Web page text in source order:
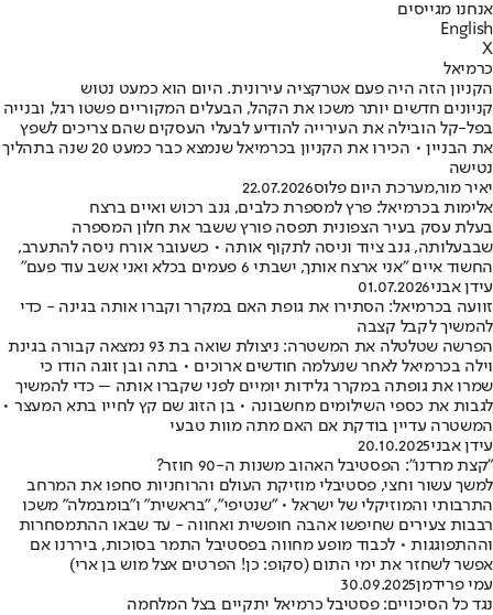
אנחנו מגייסים
English
X
כרמיאל
הקניון הזה היה פעם אטרקציה עירונית. היום הוא כמעט נטוש
קניונים חדשים יותר משכו את הקהל, הבעלים המקוריים פשטו רגל, ובנייה
בפל-קל הובילה את העירייה להודיע לבעלי העסקים שהם צריכים לשפץ
את הבניין • הכירו את הקניון בכרמיאל שנמצא כבר כמעט 20 שנה בתהליך
נטישה
יאיר מור,מערכת היום פלוס22.07.2026
אלימות בכרמיאל: פרץ למספרת כלבים, גנב רכוש ואיים ברצח
בעלת עסק בעיר הצפונית תפסה פורץ ששבר את חלון המספרה
שבבעלותה, גנב ציוד וניסה לתקוף אותה • כשעובר אורח ניסה להתערב,
החשוד איים "אני ארצח אותך, ישבתי 6 פעמים בכלא ואני אשב עוד פעם"
עידן אבני01.07.2026
זוועה בכרמיאל: הסתירו את גופת האם במקרר וקברו אותה בגינה - כדי
להמשיך לקבל קצבה
הפרשה שטלטלה את המשטרה: ניצולת שואה בת 93 נמצאה קבורה בגינת
וילה בכרמיאל לאחר שנעלמה חודשים ארוכים • בתה ובן זוגה הודו כי
שמרו את גופתה במקרר גלידות יומיים לפני שקברו אותה – כדי להמשיך
לגבות את כספי השילומים מחשבונה • בן הזוג שם קץ לחייו בתא המעצר •
המשטרה עדיין בודקת אם האם מתה מוות טבעי
עידן אבני20.10.2025
"קצת מרדנו": הפסטיבל האהוב משנות ה-90 חוזר?
למשך עשור וחצי, פסטיבלי מוזיקת העולם והרוחניות סחפו את המרחב
התרבותי והמוזיקלי של ישראל • "שנטיפי", "בראשית" ו"בומבמלה" משכו
רבבות צעירים שחיפשו אהבה חופשית ואחווה - עד שבאו ההתמסחרות
וההתפוגגות • לכבוד מופע מחווה בפסטיבל התמר בסוכות, ביררנו אם
אפשר לשחזר את ימי התום (סקופ: כן! הפרטים אצל מוש בן ארי)
עמי פרידמן30.09.2025
נגד כל הסיכויים: פסטיבל כרמיאל יתקיים בצל המלחמה